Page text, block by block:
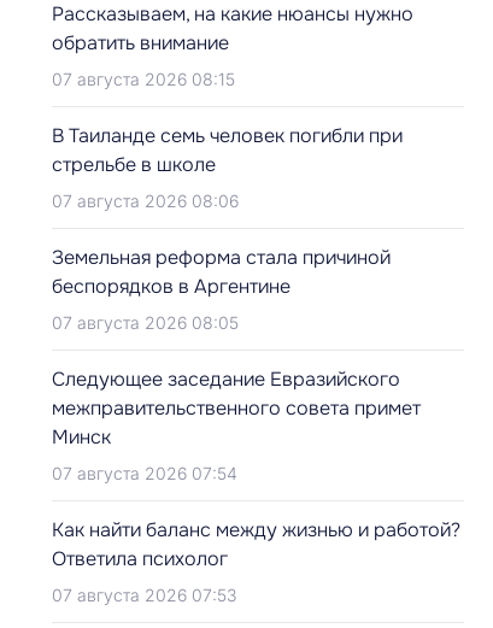
Рассказываем, на какие нюансы нужно
обратить внимание
07 августа 2026 08:15
В Таиланде семь человек погибли при
стрельбе в школе
07 августа 2026 08:06
Земельная реформа стала причиной
беспорядков в Аргентине
07 августа 2026 08:05
Следующее заседание Евразийского
межправительственного совета примет
Минск
07 августа 2026 07:54
Как найти баланс между жизнью и работой?
Ответила психолог
07 августа 2026 07:53